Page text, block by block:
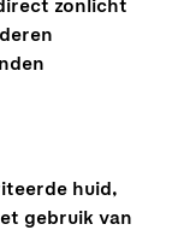
huid,
gebruik van